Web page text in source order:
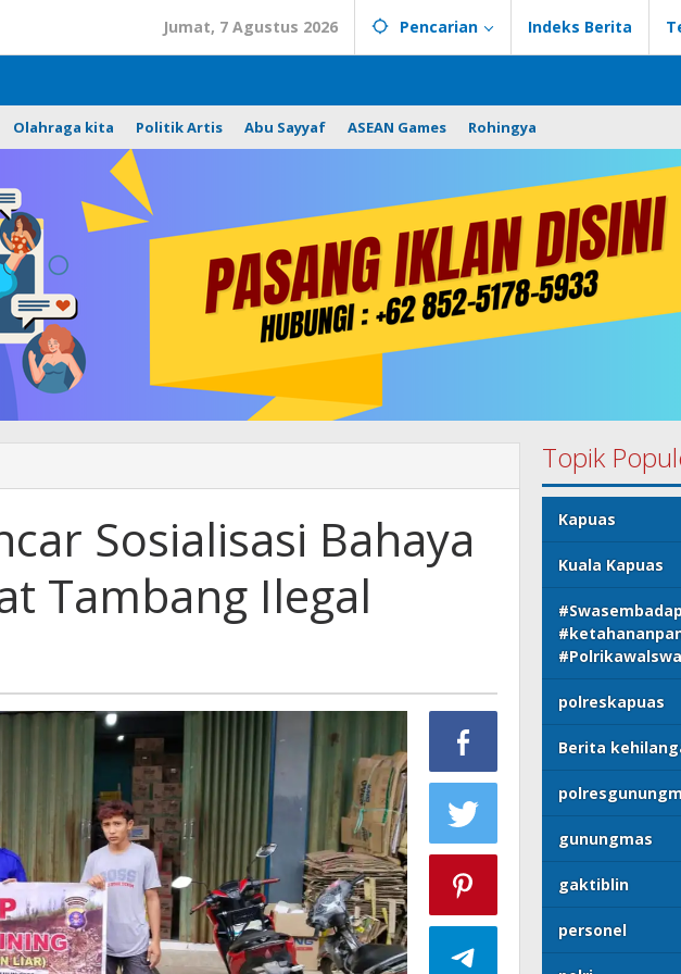
Jumat, 7 Agustus 2026 Pencarian Indeks Berita
Olahraga kita Politik Artis Abu Sayyaf ASEAN Games Rohingya
Sosialisasi Bahaya
Tambang Ilegal
Topik
Kapuas
Kuala Kapuas
polreskapuas
Berita
gunungmas
gaktiblin
personel